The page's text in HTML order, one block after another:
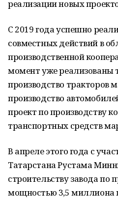
реализации новых
С 2019 года успешно
совместных действий в
производственной
момент уже реализованы
производство тракторов
производство
проект по производству
транспортных средств
В апреле этого года с
Татарстана Рустама
строительству завода по
мощностью 3,5 миллиона